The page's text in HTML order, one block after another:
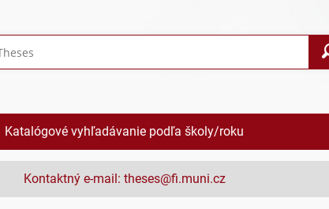
Katalógové vyhľadávanie podľa školy/roku
Kontaktný e-mail: theses@fi.muni.cz